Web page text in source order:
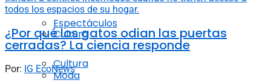
Cultura
Moda
Espectáculos
Cultura
¿Por qué los gatos odian las puertas
cerradas? La ciencia responde
Por: IG EcoNews